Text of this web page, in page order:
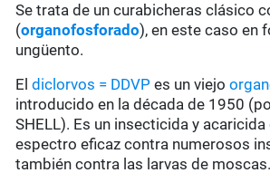
Se trata de un curabicheras clásico
(organofosforado), en este caso en
ungüento.
Eldiclorvos = DDVP es un viejo
introducido en la década de 1950
SHELL). Es un insecticida y
espectro eficaz contra numerosos
también contra las larvas de